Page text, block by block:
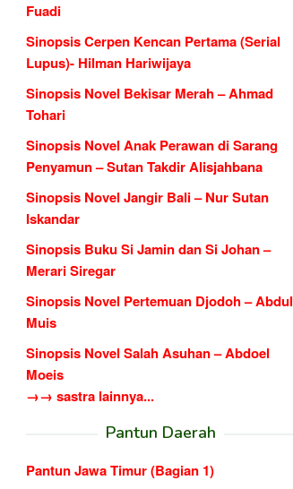
Fuadi
Sinopsis Cerpen Kencan Pertama (Serial
Lupus)- Hilman Hariwijaya
Sinopsis Novel Bekisar Merah – Ahmad
Tohari
Sinopsis Novel Anak Perawan di Sarang
Penyamun – Sutan Takdir Alisjahbana
Sinopsis Novel Jangir Bali – Nur Sutan
Iskandar
Sinopsis Buku Si Jamin dan Si Johan –
Merari Siregar
Sinopsis Novel Pertemuan Djodoh – Abdul
Muis
Sinopsis Novel Salah Asuhan – Abdoel
Moeis
→→ sastra lainnya...
Pantun Daerah
Pantun Jawa Timur (Bagian 1)